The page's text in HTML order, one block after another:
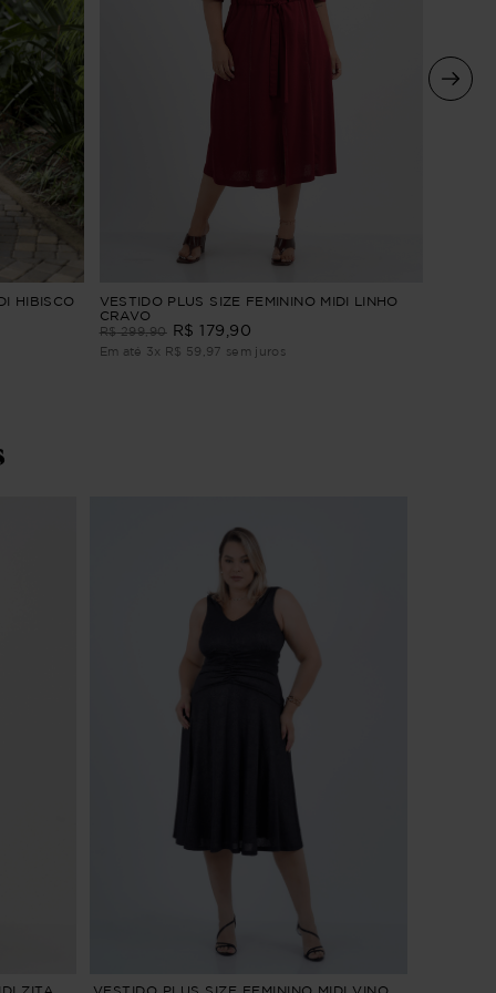
HIBISCO
VESTIDO PLUS SIZE FEMININO MIDI LINHO
CRAVO
R$ 299,90 R$ 179 90
Em até 3x R$ 59 97 sem juros
ZITA VESTIDO PLUS SIZE FEMININO MIDI VINO